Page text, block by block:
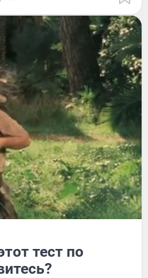
тест по